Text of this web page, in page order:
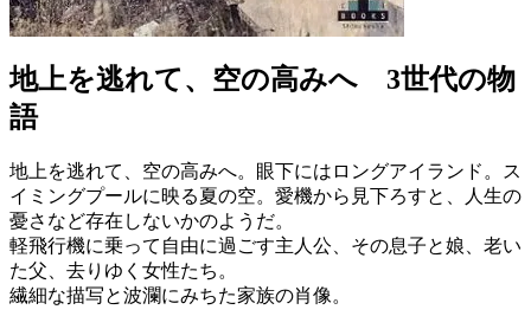
地上を逃れて、空の高みへ 3世代の物
語
地上を逃れて、空の高みへ。眼下にはロングアイランド。ス
イミングプールに映る夏の空。愛機から見下ろすと、人生の
憂さなど存在しないかのようだ。
軽飛行機に乗って自由に過ごす主人公、その息子と娘、老い
た父、去りゆく女性たち。
繊細な描写と波瀾にみちた家族の肖像。